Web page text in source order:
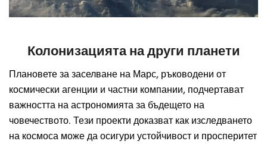
Колонизацията на други планети
Плановете за заселване на Марс, ръководени от
космически агенции и частни компании, подчертават
важността на астрономията за бъдещето на
човечеството. Тези проекти доказват как изследването
на космоса може да осигури устойчивост и просперитет